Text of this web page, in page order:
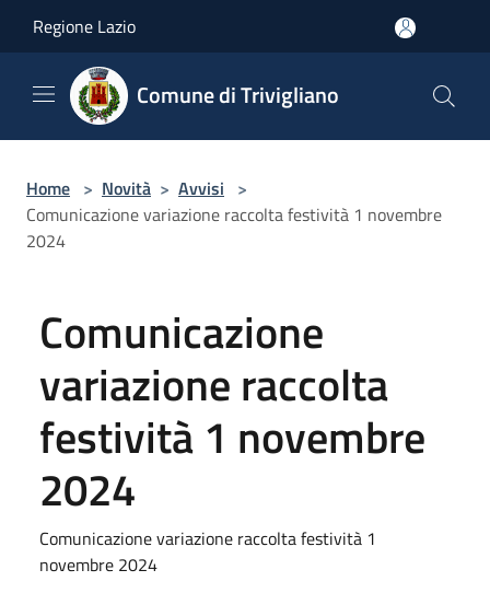
Regione Lazio
Comune di Trivigliano
Home > Novità > Avvisi >
Comunicazione variazione raccolta festività 1 novembre
2024
Comunicazione
variazione raccolta
festività 1 novembre
2024
Comunicazione variazione raccolta festività 1
novembre 2024